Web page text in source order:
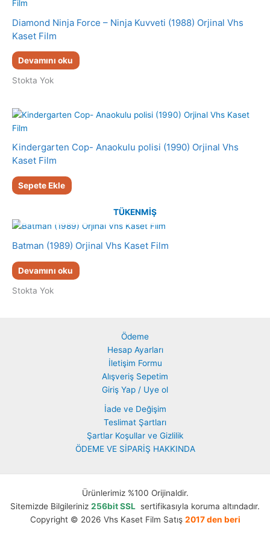
Diamond Ninja Force – Ninja Kuvveti (1988) Orjinal Vhs
Kaset Film
Devamını oku
Stokta Yok
Kindergarten Cop- Anaokulu polisi (1990) Orjinal Vhs
Kaset Film
Sepete Ekle
TÜKENMIŞ
Batman (1989) Orjinal Vhs Kaset Film
Devamını oku
Stokta Yok
Ödeme
Hesap Ayarları
İletişim Formu
Alışveriş Sepetim
Giriş Yap / Uye ol
İade ve Değişim
Teslimat Şartları
Şartlar Koşullar ve Gizlilik
ÖDEME VE SİPARİŞ HAKKINDA
Ürünlerimiz %100 Orijinaldir.
Sitemizde Bilgileriniz 256bit SSL sertifikasıyla koruma altındadır.
Copyright © 2026 Vhs Kaset Film Satış 2017 den beri